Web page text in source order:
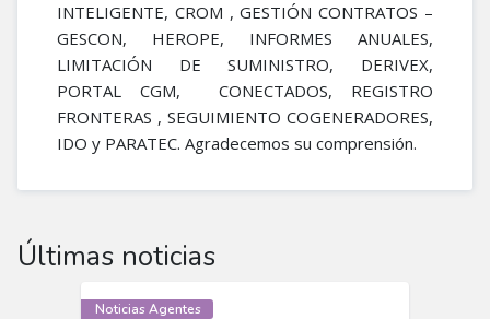
INTELIGENTE, CROM , GESTIÓN CONTRATOS –
GESCON, HEROPE, INFORMES ANUALES,
LIMITACIÓN DE SUMINISTRO, DERIVEX,
PORTAL CGM, CONECTADOS, REGISTRO
FRONTERAS , SEGUIMIENTO COGENERADORES,
IDO y PARATEC. Agradecemos su comprensión​.​
Últimas noticias
Noticias Agentes